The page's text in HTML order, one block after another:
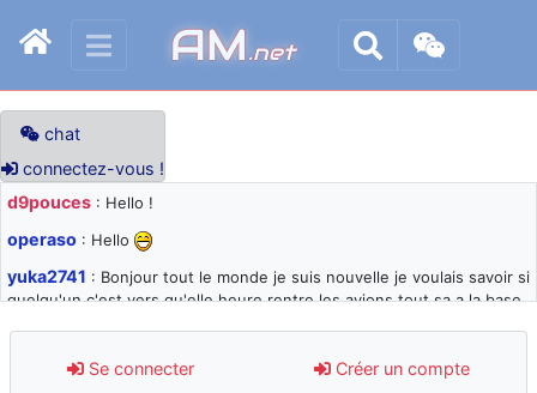
AM.net
chat
connectez-vous !
d9pouces : Hello !
operaso : Hello
yuka2741 : Bonjour tout le monde je suis nouvelle je voulais savoir si
quelqu'un c'est vers qu'elle heure rentre les avions tout sa a la base
d9pouces: désolé pour les quelques blocages du site ces derniers
jours : je teste des méthodes contre le spam et les bots trop nocifs
Se connecter Créer un compte